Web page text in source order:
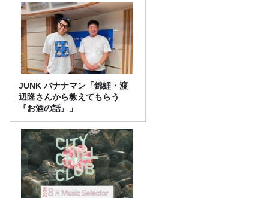
JUNK バナナマン「錦鯉・渡
辺隆さんから教えてもらう
『お酒の話』」